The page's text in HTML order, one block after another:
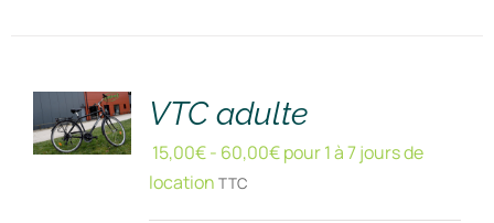
DÉTAILS
VTC adulte
15,00€- 60,00€pour 1 à 7 jours de
location TTC